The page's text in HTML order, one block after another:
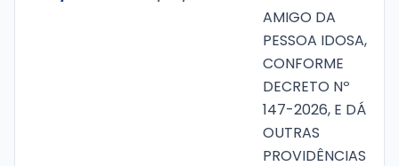
AMIGO DA
PESSOA IDOSA,
CONFORME
DECRETO Nº
147-2026, E DÁ
OUTRAS
PROVIDÊNCIAS